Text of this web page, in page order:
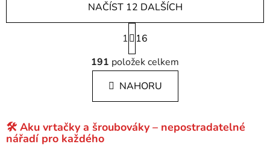
O
v
l
á
d
a
c
NAČÍST 12 DALŠÍCH
S
t
r
á
n
k
á
n
1
16
191 položek celkem
NAHORU
🛠️ Aku vrtačky a šroubováky – nepostradatelné
nářadí pro každého